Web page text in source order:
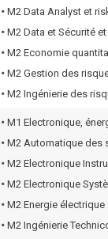
• M2 Data Analyst et
• M2 Data et Sécurité
• M2 Economie
• M2 Gestion des
• M2 Ingénierie des
• M1 Electronique,
• M2 Automatique des
• M2 Electronique
• M2 Electronique
• M2 Energie électrique
• M2 Ingénierie